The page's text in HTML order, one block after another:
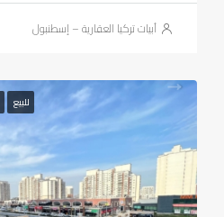
أبيات تركيا العقارية – إسطنبول
للبيع